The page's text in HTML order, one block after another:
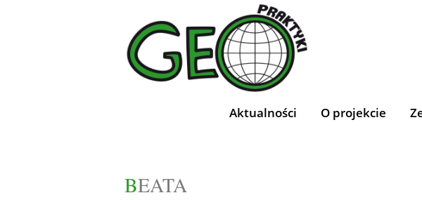
Aktualności O projekcie
BEATA